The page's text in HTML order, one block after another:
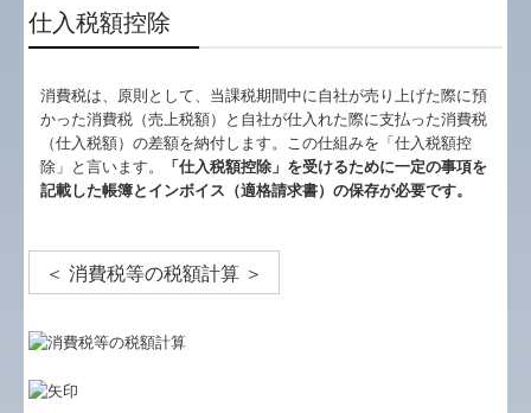
経営革新等支援機関とは
経営改善計画の策定支援
経営改善オンデマンド講座
国の共済制度活用コーナー
仕入税額控除
消費税は、原則として、当課税期間中に自社が売り上げた際に預
かった消費税（売上税額）と自社が仕入れた際に支払った消費税
（仕入税額）の差額を納付します。この仕組みを「仕入税額控
除」と言います。
「仕入税額控除」を受けるために一定の事項を
記載した帳簿とインボイス（適格請求書）の保存が必要です。
＜ 消費税等の税額計算 ＞